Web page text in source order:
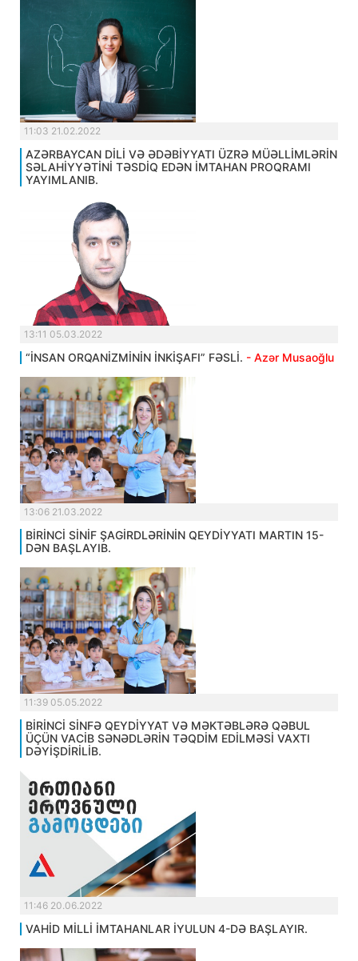
11:03 21.02.2022
AZƏRBAYCAN DİLİ VƏ ƏDƏBİYYATI ÜZRƏ MÜƏLLİMLƏRİN
SƏLAHİYYƏTİNİ TƏSDİQ EDƏN İMTAHAN PROQRAMI
YAYIMLANIB.
13:11 05.03.2022
“İNSAN ORQANİZMİNİN İNKİŞAFI” FƏSLİ. - Azər Musaoğlu
13:06 21.03.2022
BİRİNCİ SİNİF ŞAGİRDLƏRİNİN QEYDİYYATI MARTIN 15-
DƏN BAŞLAYIB.
11:39 05.05.2022
BİRİNCİ SİNFƏ QEYDİYYAT VƏ MƏKTƏBLƏRƏ QƏBUL
ÜÇÜN VACİB SƏNƏDLƏRİN TƏQDİM EDİLMƏSİ VAXTI
DƏYİŞDİRİLİB.
11:46 20.06.2022
VAHİD MİLLİ İMTAHANLAR İYULUN 4-DƏ BAŞLAYIR.